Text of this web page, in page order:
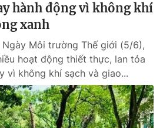
hành động vì không khí
xanh
Môi trường Thế giới (5/6),
hoạt động thiết thực, lan tỏa
vì không khí sạch và giao...